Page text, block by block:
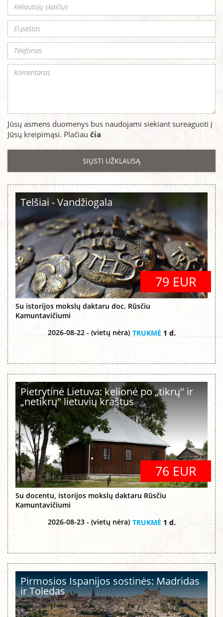
Jūsų asmens duomenys bus naudojami siekiant sureaguoti į
Jūsų kreipimąsi. Plačiau čia
Telšiai - Vandžiogala
79 EUR
Su istorijos mokslų daktaru doc. Rūsčiu
Kamuntavičiumi
2026-08-22 - (vietų nėra) TRUKMĖ 1 d.
Pietrytinė Lietuva: kelionė po „tikrų" ir
„netikrų" lietuvių kraštus
76 EUR
Su docentu, istorijos mokslų daktaru Rūsčiu
Kamuntavičiumi
2026-08-23 - (vietų nėra) TRUKMĖ 1 d.
Pirmosios Ispanijos sostinės: Madridas
ir Toledas